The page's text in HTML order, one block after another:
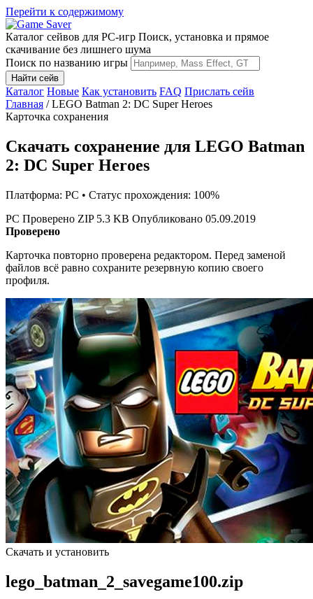
Перейти к содержимому
Каталог сейвов для PC-игр Поиск, установка и прямое
скачивание без лишнего шума
Поиск по названию игры
Найти сейв
Каталог Новые Как установить FAQ Прислать сейв
Главная / LEGO Batman 2: DC Super Heroes
Карточка сохранения
Скачать сохранение для LEGO Batman
2: DC Super Heroes
Платформа: PC • Статус прохождения: 100%
PC Проверено ZIP 5.3 KB Опубликовано 05.09.2019
Проверено
Карточка повторно проверена редактором. Перед заменой
файлов всё равно сохраните резервную копию своего
профиля.
Скачать и установить
lego_batman_2_savegame100.zip